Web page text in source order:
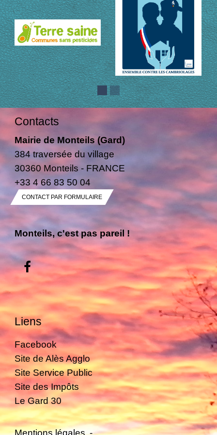
Contacts
Mairie de Monteils (Gard)
384 traversée du village
30360 Monteils - FRANCE
+33 4 66 83 50 04
CONTACT PAR FORMULAIRE
Monteils, c'est pas pareil !
Liens
Facebook
Site de Alès Agglo
Site Service Public
Site des Impôts
Le Gard 30
Mentions légales -